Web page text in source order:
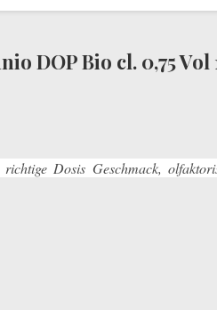
DOP Bio cl. 0,75 Vol
Dosis Geschmack,